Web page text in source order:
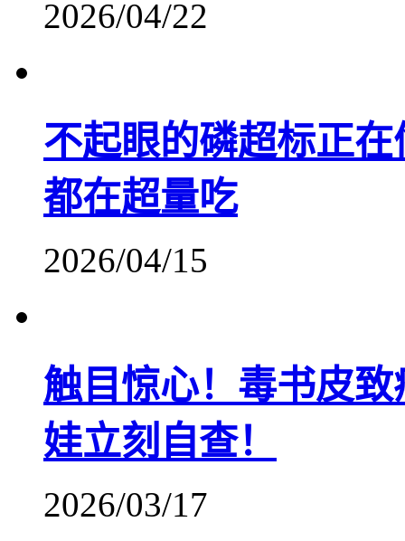
2026/04/22
不起眼的磷超标正
都在超量吃
2026/04/15
触目惊心！毒书皮
娃立刻自查！
2026/03/17